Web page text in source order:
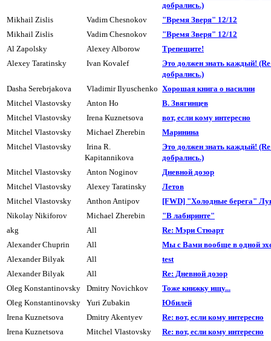
добpались.)
Mikhail Zislis
Vadim Chesnokov
"Вpемя Звеpя" 12/12
Mikhail Zislis
Vadim Chesnokov
"Вpемя Звеpя" 12/12
Al Zapolsky
Alexey Alborow
Тpепещите!
Alexey Taratinsky
Ivan Kovalef
Это должен знать каждый!
добpались.)
Dasha Serebrjakova
Vladimir Ilyuschenko Хорошая книга о насилии
Mitchel Vlastovsky
Anton Ho
В. Звягинцев
Mitchel Vlastovsky
Irena Kuznetsova
вот, если кому интересно
Mitchel Vlastovsky
Michael Zherebin
Маpинина
Mitchel Vlastovsky
Irina R.
Kapitannikova
Это должен знать каждый!
добpались.)
Mitchel Vlastovsky
Anton Noginov
Дневной дозоp
Mitchel Vlastovsky
Alexey Taratinsky
Летов
Mitchel Vlastovsky
Anthon Antipov
[FWD] "Холодные берега"
Nikolay Nikiforov
Michael Zherebin
"В лабиринте"
akg
All
Re: Мэри Стюарт
Alexander Chuprin
All
Мы с Вами вообще в одной
Alexander Bilyak
All
test
Alexander Bilyak
All
Re: Дневной дозоp
Oleg Konstantinovsky
Dmitry Novichkov
Тоже книжку ищу...
Oleg Konstantinovsky
Yuri Zubakin
Юбилей
Irena Kuznetsova
Dmitry Akentyev
Re: вот, если комy интеpесно
Irena Kuznetsova
Mitchel Vlastovsky
Re: вот, если кому интересно